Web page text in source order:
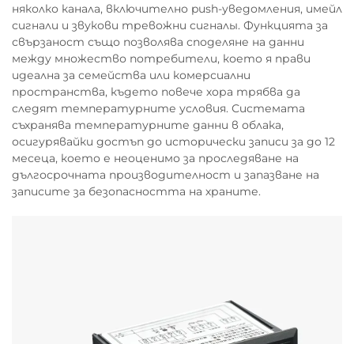
няколко канала, включително push-уведомления, имейл
сигнали и звукови тревожни сигналы. Функцията за
свързаност също позволява споделяне на данни
между множество потребители, което я прави
идеална за семейства или комерсиални
пространства, където повече хора трябва да
следят температурните условия. Системата
съхранява температурните данни в облака,
осигурявайки достъп до исторически записи за до 12
месеца, което е неоценимо за проследяване на
дългосрочната производителност и запазване на
записите за безопасността на храните.